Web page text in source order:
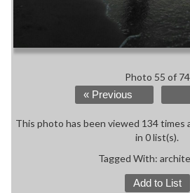
Photo 55 of 74
« Previous
This photo has been viewed 134 times
in 0 list(s).
Tagged With:
Add to List